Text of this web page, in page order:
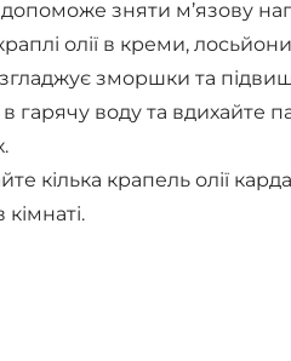
зняти м’язову
олії в креми,
зморшки та
в гарячу воду та
кілька крапель олії